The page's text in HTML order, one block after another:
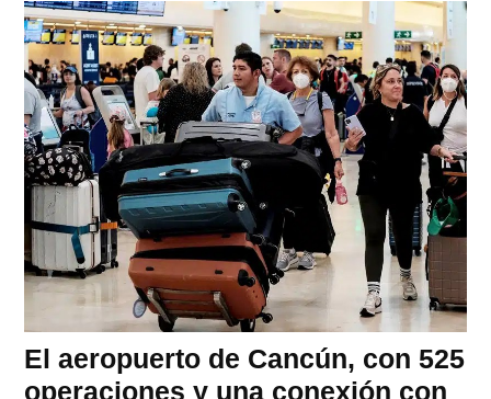
El aeropuerto de Cancún, con 525
operaciones y una conexión con